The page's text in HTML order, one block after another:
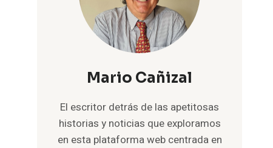
Mario Cañizal
El escritor detrás de las apetitosas
historias y noticias que exploramos
en esta plataforma web centrada en